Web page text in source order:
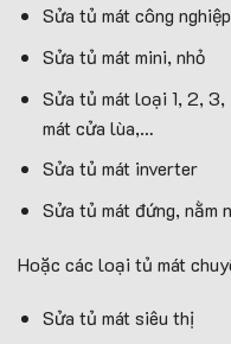
Sửa tủ mát công nghiệp
Sửa tủ mát mini, nhỏ
Sửa tủ mát loại 1, 2,
mát cửa lùa,…
Sửa tủ mát inverter
Sửa tủ mát đứng, nằm
Hoặc các loại tủ mát
Sửa tủ mát siêu thị